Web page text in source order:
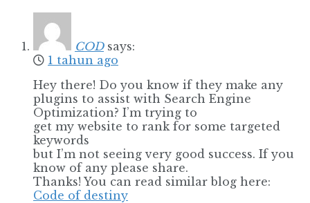
COD says:
1 tahun ago
Hey there! Do you know if they make any
plugins to assist with Search Engine
Optimization? I’m trying to
get my website to rank for some targeted
keywords
but I’m not seeing very good success. If you
know of any please share.
Thanks! You can read similar blog here:
Code of destiny